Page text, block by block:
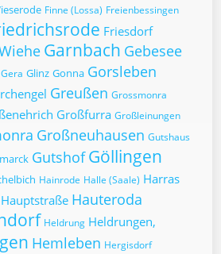
Finne (Lossa) Freienbessingen
Friesdorf
Garnbach Gebesee
Gera Glinz Gonna Gorsleben
Greußen Grossmonra
Großfurra Großleinungen
Großneuhausen Gutshaus
Gutshof Göllingen
Hainrode Halle (Saale) Harras
Hauptstraße Hauteroda
Heldrung Heldrungen,
Hemleben Hergisdorf